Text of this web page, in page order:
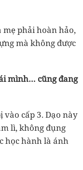
mẹ phải hoàn hảo,
mà không được
mình… cũng đang
vào cấp 3. Dạo này
lì, không đụng
học hành là ánh